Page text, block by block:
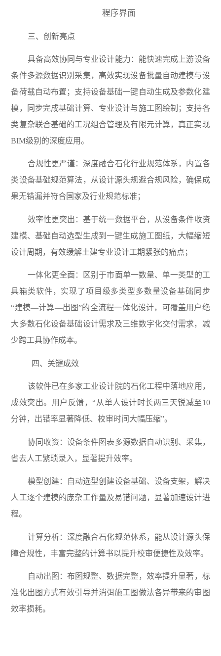
程序界面
三、创新亮点
具备高效协同与专业设计能力：能快速完成上游设备
条件多源数据识别采集，高效实现设备批量自动建模与设
备荷载自动布置；支持设备基础一键自动生成及参数化建
模，同步完成基础计算、专业设计与施工图绘制；支持各
类复杂联合基础的工况组合管理及有限元计算，真正实现
BIM级别的深度应用。
合规性更严谨：深度融合石化行业规范体系，内置各
类设备基础规范算法，从设计源头规避合规风险，确保成
果无错漏并符合国家及行业规范标准；
效率性更突出：基于统一数据平台，从设备条件收资
建模、基础自动选型生成到一键生成施工图纸，大幅缩短
设计周期，有效缓解土建专业设计工期紧张的痛点；
一体化更全面：区别于市面单一数量、单一类型的工
具箱类软件，实现了项目级多类型多数量设备基础同步
“建模—计算—出图”的全流程一体化设计，可覆盖用户绝
大多数石化设备基础设计需求及三维数字化交付需求，减
少跨工具协作成本。
四、关键成效
该软件已在多家工业设计院的石化工程中落地应用，
成效突出。用户反馈，“从单人设计时长两三天锐减至10
分钟，出错率显著降低、校审时间大幅压缩”。
协同收资：设备条件图表多源数据自动识别、采集，
省去人工繁琐录入，显著提升效率。
模型创建：自动选型创建设备基础、设备支架，解决
人工逐个建模的庞杂工作量及易错问题，显著加速设计进
程。
计算分析：深度融合石化规范体系，能从设计源头保
障合规性，丰富完整的计算书以提升校审便捷性及效率。
自动出图：布图规整、数据完整，效率提升显著，标
准化出图方式有效引导并消弭施工图做法各异带来的审图
效率损耗。